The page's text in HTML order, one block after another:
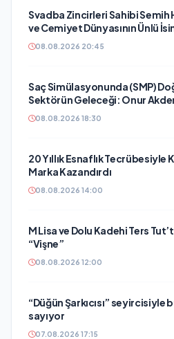
Svadba Zincirleri Sahibi Semih
ve Cemiyet Dünyasının Ünlü
08.08.2026 20:45
Saç Simülasyonunda (SMP)
Sektörün Geleceği: Onur
08.08.2026 18:30
20 Yıllık Esnaflık Tecrübesiyle
Marka Kazandırdı
08.08.2026 14:00
M Lisa ve Dolu Kadehi Ters
“Vişne”
08.08.2026 12:00
“Düğün Şarkıcısı” seyircisiyle
sayıyor
07.08.2026 17:15